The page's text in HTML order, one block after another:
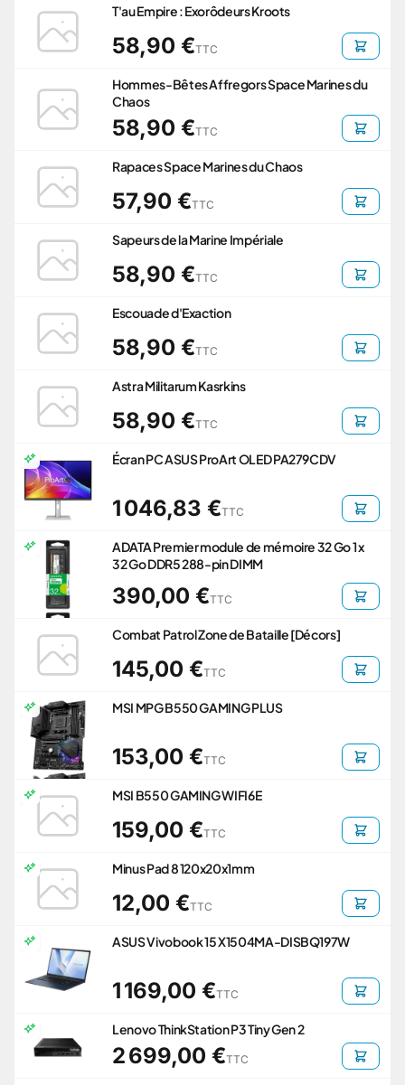
T'au Empire : Exorôdeurs Kroots
58,90 €TTC
Hommes-Bêtes Affregors Space Marines du
Chaos
58,90 €TTC
Rapaces Space Marines du Chaos
57,90 €TTC
Sapeurs de la Marine Impériale
58,90 €TTC
Escouade d'Exaction
58,90 €TTC
Astra Militarum Kasrkins
58,90 €TTC
Écran PC ASUS ProArt OLED PA279CDV
1 046,83 €TTC
ADATA Premier module de mémoire 32 Go 1 x
32 Go DDR5 288-pin DIMM
390,00 €TTC
Combat Patrol Zone de Bataille [Décors]
145,00 €TTC
MSI MPG B550 GAMING PLUS
153,00 €TTC
MSI B550 GAMING WIFI6E
159,00 €TTC
Minus Pad 8 120x20x1mm
12,00 €TTC
ASUS Vivobook 15 X1504MA-DISBQ197W
1 169,00 €TTC
Lenovo ThinkStation P3 Tiny Gen 2
2 699,00 €TTC